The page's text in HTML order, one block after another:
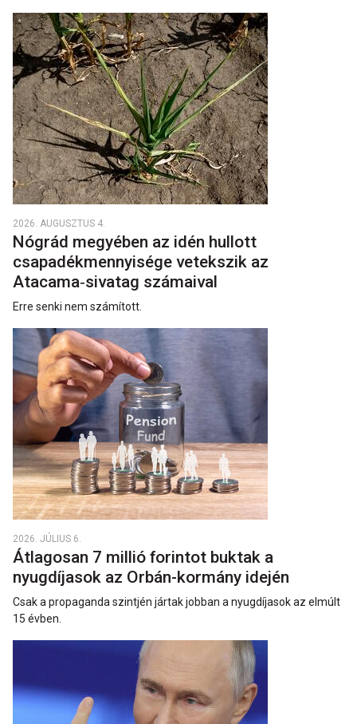
2026. AUGUSZTUS 4.
Nógrád megyében az idén hullott
csapadékmennyisége vetekszik az
Atacama‑sivatag számaival
Erre senki nem számított.
2026. JÚLIUS 6.
Átlagosan 7 millió forintot buktak a
nyugdíjasok az Orbán-kormány idején
Csak a propaganda szintjén jártak jobban a nyugdíjasok az elmúlt
15 évben.